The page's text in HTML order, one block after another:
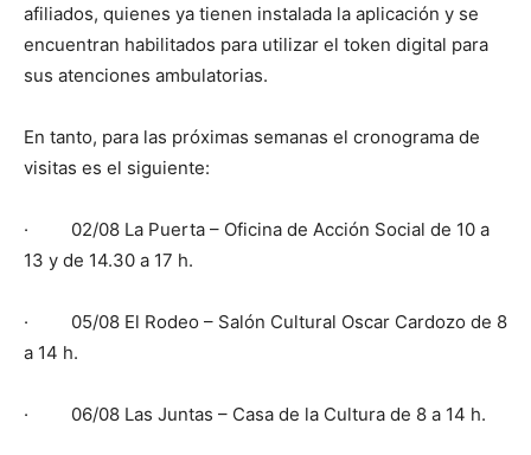
afiliados, quienes ya tienen instalada la aplicación y se
encuentran habilitados para utilizar el token digital para
sus atenciones ambulatorias.
En tanto, para las próximas semanas el cronograma de
visitas es el siguiente:
· 02/08 La Puerta – Oficina de Acción Social de 10 a
13 y de 14.30 a 17 h.
· 05/08 El Rodeo – Salón Cultural Oscar Cardozo de 8
a 14 h.
· 06/08 Las Juntas – Casa de la Cultura de 8 a 14 h.